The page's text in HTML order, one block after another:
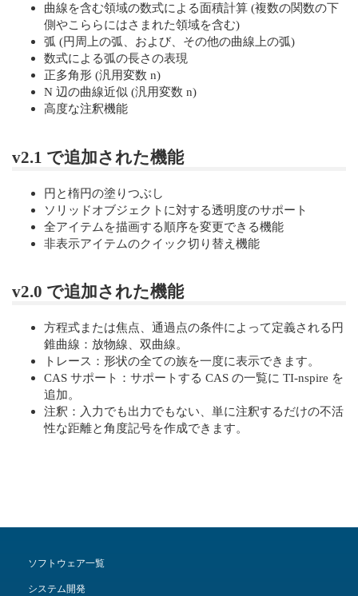
曲線を含む領域の数式による面積計算 (複数の関数の下
側やこららにはさまれた領域を含む)
弧 (円周上の弧、および、その他の曲線上の弧)
数式による弧の長さの表現
正多角形 (汎用変数 n)
N 辺の曲線近似 (汎用変数 n)
高度な注釈機能
v2.1 で追加された機能
円と楕円の塗りつぶし
ソリッドオブジェクトに対する透明度のサポート
全アイテムを描画する順序を変更できる機能
非表示アイテムのクイック切り替え機能
v2.0 で追加された機能
方程式または焦点、通過点の条件によって定義される円
錐曲線：放物線、双曲線。
トレース：形状の全ての族を一度に表示できます。
CAS サポート：サポートする CAS の一覧に TI-nspire を
追加。
注釈：入力でも出力でもない、単に注釈するだけの不活
性な距離と角度記号を作成できます。
ソフトウェア一覧
システム開発